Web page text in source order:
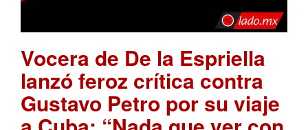
Vocera de De la Espriella
lanzó feroz crítica contra
Gustavo Petro por su viaje